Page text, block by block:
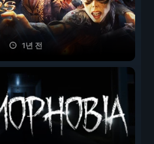
1년 전